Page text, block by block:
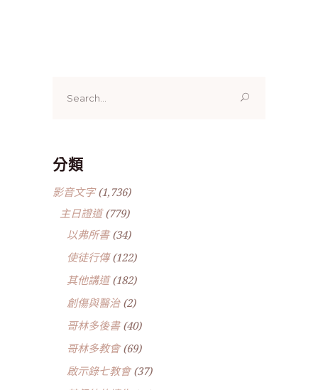
for:
分類
影音文字(1,736)
主日證道(779)
以弗所書(34)
使徒行傳(122)
其他講道(182)
創傷與醫治(2)
哥林多後書(40)
哥林多教會(69)
啟示錄七教會(37)